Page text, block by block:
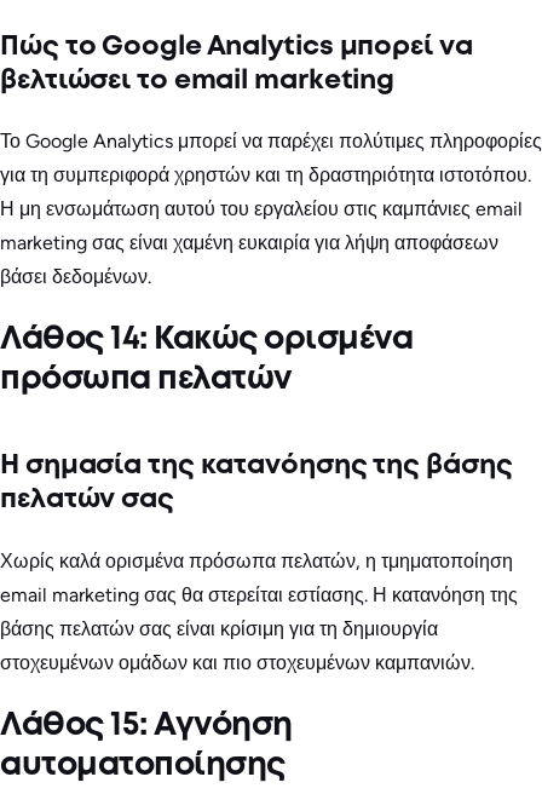
Πώς το Google Analytics μπορεί να
βελτιώσει το email marketing
Το Google Analytics μπορεί να παρέχει πολύτιμες πληροφορίες
για τη συμπεριφορά χρηστών και τη δραστηριότητα ιστοτόπου.
Η μη ενσωμάτωση αυτού του εργαλείου στις καμπάνιες email
marketing σας είναι χαμένη ευκαιρία για λήψη αποφάσεων
βάσει δεδομένων.
Λάθος 14: Κακώς ορισμένα
πρόσωπα πελατών
Η σημασία της κατανόησης της βάσης
πελατών σας
Χωρίς καλά ορισμένα πρόσωπα πελατών, η τμηματοποίηση
email marketing σας θα στερείται εστίασης. Η κατανόηση της
βάσης πελατών σας είναι κρίσιμη για τη δημιουργία
στοχευμένων ομάδων και πιο στοχευμένων καμπανιών.
Λάθος 15: Αγνόηση
αυτοματοποίησης